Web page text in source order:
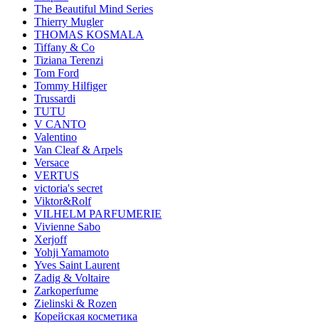
The Beautiful Mind Series
Thierry Mugler
THOMAS KOSMALA
Tiffany & Co
Tiziana Terenzi
Tom Ford
Tommy Hilfiger
Trussardi
TUTU
V CANTO
Valentino
Van Cleaf & Arpels
Versace
VERTUS
victoria's secret
Viktor&Rolf
VILHELM PARFUMERIE
Vivienne Sabo
Xerjoff
Yohji Yamamoto
Yves Saint Laurent
Zadig & Voltaire
Zarkoperfume
Zielinski & Rozen
Корейская косметика